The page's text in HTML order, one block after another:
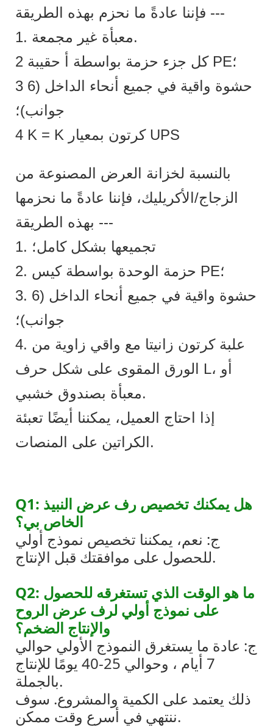
فإننا عادةً ما نحزم بهذه الطريقة ---
1. معبأة غير مجمعة.
3 حشوة واقية في جميع أنحاء الداخل (6
4 K = K كرتون بمعيار UPS
بالنسبة لخزانة العرض المصنوعة من
الزجاج/الأكريليك، فإننا عادةً ما نحزمها
بهذه الطريقة ---
1. تجميعها بشكل كامل؛
2. حزمة الوحدة بواسطة كيس PE؛
3. حشوة واقية في جميع أنحاء الداخل (6
جوانب)؛
4. علبة كرتون زانيتا مع واقي زاوية من
الورق المقوى على شكل حرف L، أو
معبأة بصندوق خشبي.
إذا احتاج العميل، يمكننا أيضًا تعبئة
الكراتين على المنصات.
Q1: هل يمكنك تخصيص رف عرض النبيذ
الخاص بي؟
ج: نعم، يمكننا تخصيص نموذج أولي
للحصول على موافقتك قبل الإنتاج.
Q2: ما هو الوقت الذي تستغرقه للحصول
على نموذج أولي لرف عرض الروح
والإنتاج الضخم؟
ج: عادة ما يستغرق النموذج الأولي حوالي
7 أيام ، وحوالي 25-40 يومًا للإنتاج
بالجملة.
ذلك يعتمد على الكمية والمشروع. سوف
ننتهي في أسرع وقت ممكن.